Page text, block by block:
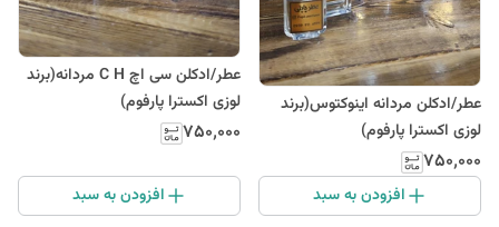
عطر/ادکلن مردانه اینوکتوس(برند
لوزی اکسترا پارفوم)
۷۵۰٬۰۰۰
افزودن به سبد
عطر/ادکلن سی اچ C H مردانه(برند
لوزی اکسترا پارفوم)
۷۵۰٬۰۰۰
افزودن به سبد